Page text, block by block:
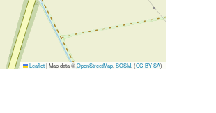
Leaflet|Map data ©OpenStreetMap SOSM , (CC-BY-SA)